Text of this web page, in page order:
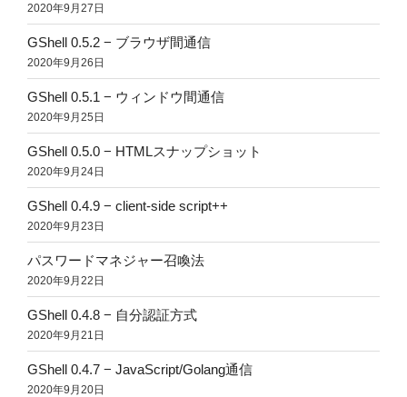
2020年9月27日
GShell 0.5.2 − ブラウザ間通信
2020年9月26日
GShell 0.5.1 − ウィンドウ間通信
2020年9月25日
GShell 0.5.0 − HTMLスナップショット
2020年9月24日
GShell 0.4.9 − client-side script++
2020年9月23日
パスワードマネジャー召喚法
2020年9月22日
GShell 0.4.8 − 自分認証方式
2020年9月21日
GShell 0.4.7 − JavaScript/Golang通信
2020年9月20日